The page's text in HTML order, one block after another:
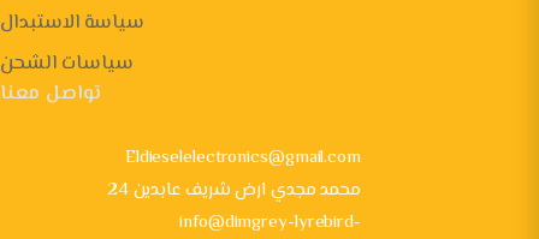
سياسة الاستبدال
سياسات الشحن
تواصل معنا
Eldieselelectronics@gmail.com
24 محمد مجدي ارض شريف عابدين
info@dimgrey-lyrebird-